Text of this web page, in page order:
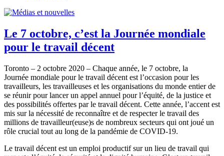
Le 7 octobre, c’est la Journée mondiale
pour le travail décent
Toronto – 2 octobre 2020 – Chaque année, le 7 octobre, la
Journée mondiale pour le travail décent est l’occasion pour les
travailleurs, les travailleuses et les organisations du monde entier de
se réunir pour lancer un appel annuel pour l’équité, de la justice et
des possibilités offertes par le travail décent. Cette année, l’accent est
mis sur la nécessité de reconnaître et de respecter le travail des
millions de travailleur(euse)s de nombreux secteurs qui ont joué un
rôle crucial tout au long de la pandémie de COVID‑19.
Le travail décent est un emploi productif sur un lieu de travail qui